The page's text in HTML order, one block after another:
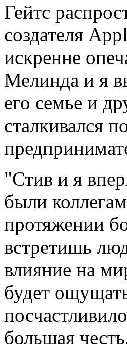
Гейтс
создателя
искренне
Мелинда и я
его семье и
сталкивался
"Стив и я
были
протяжении
встретишь
влияние на
будет
большая